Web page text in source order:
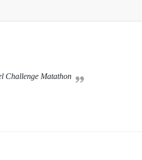
Challenge Matathon